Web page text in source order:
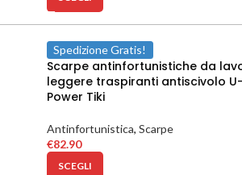
Spedizione Gratis!
Scarpe antinfortunistiche da
leggere traspiranti antiscivolo
Power Tiki
Antinfortunistica, Scarpe
€82.90
SCEGLI